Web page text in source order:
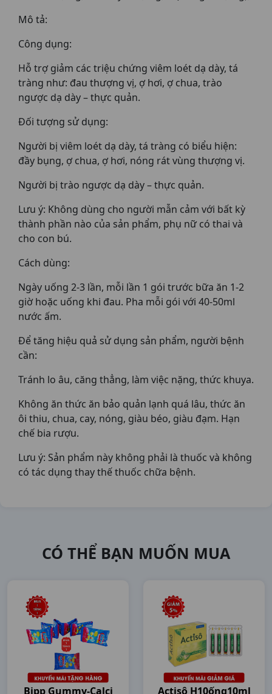
Mô tả:
Công dụng:
Hỗ trợ giảm các triệu chứng viêm loét dạ dày, tá
tràng như: đau thượng vị, ợ hơi, ợ chua, trào
ngược dạ dày – thực quản.
Đối tượng sử dụng:
Người bị viêm loét dạ dày, tá tràng có biểu hiện:
đầy bụng, ợ chua, ợ hơi, nóng rát vùng thượng vị.
Người bị trào ngược dạ dày – thực quản.
Lưu ý: Không dùng cho người mẫn cảm với bất kỳ
thành phần nào của sản phẩm, phụ nữ có thai và
cho con bú.
Cách dùng:
Ngày uống 2-3 lần, mỗi lần 1 gói trước bữa ăn 1-2
giờ hoặc uống khi đau. Pha mỗi gói với 40-50ml
nước ấm.
Để tăng hiệu quả sử dụng sản phẩm, người bệnh
cần:
Tránh lo âu, căng thẳng, làm việc nặng, thức khuya.
Không ăn thức ăn bảo quản lạnh quá lâu, thức ăn
ôi thiu, chua, cay, nóng, giàu béo, giàu đạm. Hạn
chế bia rượu.
Lưu ý: Sản phẩm này không phải là thuốc và không
có tác dụng thay thế thuốc chữa bệnh.
CÓ THỂ BẠN MUỐN MUA
Bipp Gummy-Calci Actisô H10ống10ml